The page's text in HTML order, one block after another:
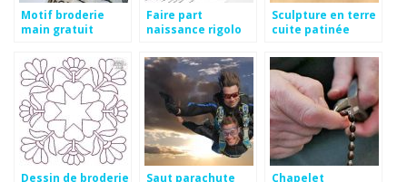
Motif broderie
main gratuit
Faire part
naissance rigolo
Sculpture en terre
cuite patinée
Dessin de broderie Saut parachute Chapelet